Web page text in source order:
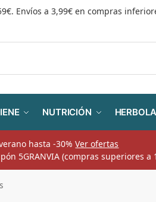
Envíos a 3,99€ en compras
NUTRICIÓN
hasta -30%Ver ofertas
5GRANVIA (compras superiores a